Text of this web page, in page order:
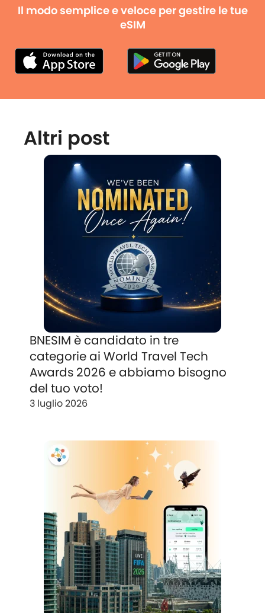
Il modo semplice e veloce per gestire le tue
eSIM
Altri post
BNESIM è candidato in tre
categorie ai World Travel Tech
Awards 2026 e abbiamo bisogno
del tuo voto!
3 luglio 2026